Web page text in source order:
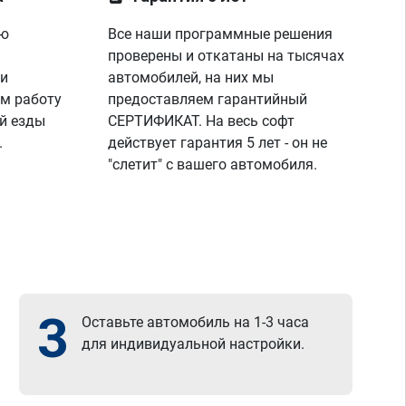
работу
езды
Все наши программные решения
проверены и откатаны на тысячах
автомобилей, на них мы
предоставляем гарантийный
СЕРТИФИКАТ. На весь софт
действует гарантия 5 лет - он не
"слетит" с вашего автомобиля.
3
Оставьте автомобиль на 1-3 часа
для индивидуальной настройки.